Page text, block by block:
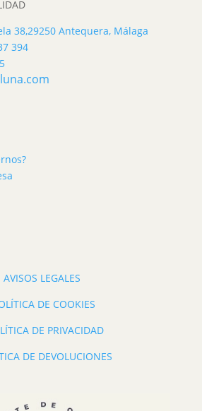
38,29250 Antequera, Málaga
394
AVISOS LEGALES
DE COOKIES
DE PRIVACIDAD
DE DEVOLUCIONES